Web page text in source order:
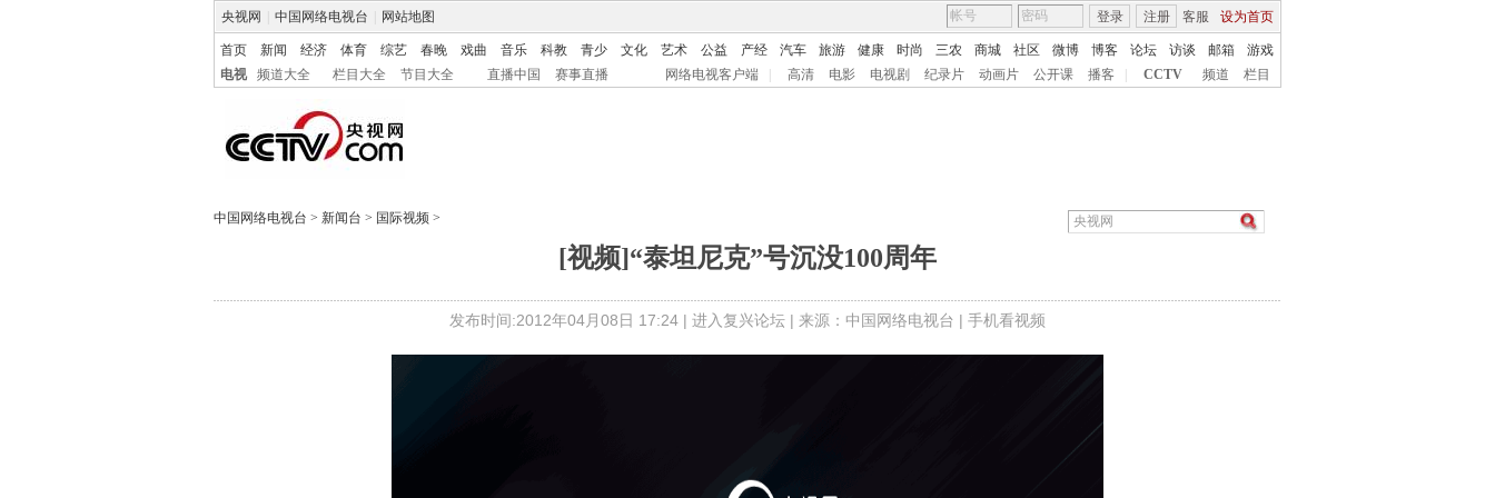
央视网 中国网络电视台 网站地图 客服 设为首页
登录 注册
首页 新闻 经济 体育 综艺 春晚 戏曲 音乐 科教 青少 文化 艺术 公益 产经 汽车 旅游 健康 时尚 三农 商城 社区 微博 博客 论坛 访谈 邮箱
游戏
电视
频道大全 栏目大全 节目大全 直播中国 赛事直播 网络电视客户端 高清 电影 电视剧 纪录片 动画片 公开课 播客 CCTV 频道 栏目
中国网络电视台 > 新闻台 > 国际视频 >
[视频]“泰坦尼克”号沉没100周年
发布时间:2012年04月08日 17:24 | 进入复兴论坛 | 来源：中国网络电视台 | 手机看视频